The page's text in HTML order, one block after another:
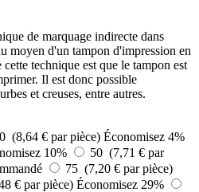
de marquage indirecte dans
moyen d'un tampon d'impression en
technique est que le tampon est
Il est donc possible
et creuses, entre autres.
(8,64 € par pièce) Économisez 4%
10%
50 (7,71 € par
75 (7,20 € par pièce)
€ par pièce) Économisez 29%